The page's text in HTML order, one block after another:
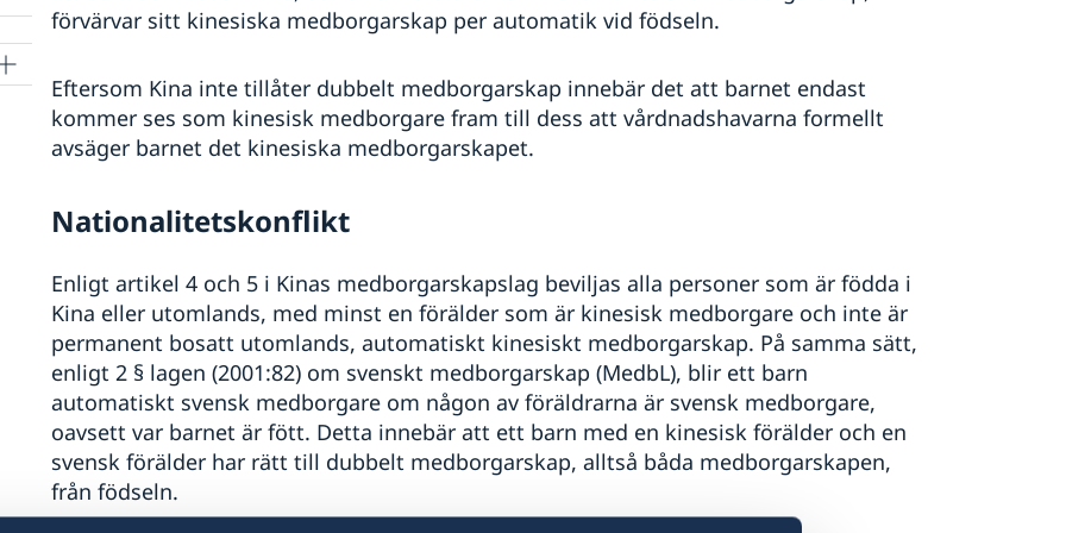
förvärvar sitt kinesiska medborgarskap per automatik vid födseln.
Eftersom Kina inte tillåter dubbelt medborgarskap innebär det att barnet endast
kommer ses som kinesisk medborgare fram till dess att vårdnadshavarna formellt
avsäger barnet det kinesiska medborgarskapet.
Nationalitetskonflikt
Enligt artikel 4 och 5 i Kinas medborgarskapslag beviljas alla personer som är födda i
Kina eller utomlands, med minst en förälder som är kinesisk medborgare och inte är
permanent bosatt utomlands, automatiskt kinesiskt medborgarskap. På samma sätt,
enligt 2 § lagen (2001:82) om svenskt medborgarskap (MedbL), blir ett barn
automatiskt svensk medborgare om någon av föräldrarna är svensk medborgare,
oavsett var barnet är fött. Detta innebär att ett barn med en kinesisk förälder och en
svensk förälder har rätt till dubbelt medborgarskap, alltså båda medborgarskapen,
från födseln.